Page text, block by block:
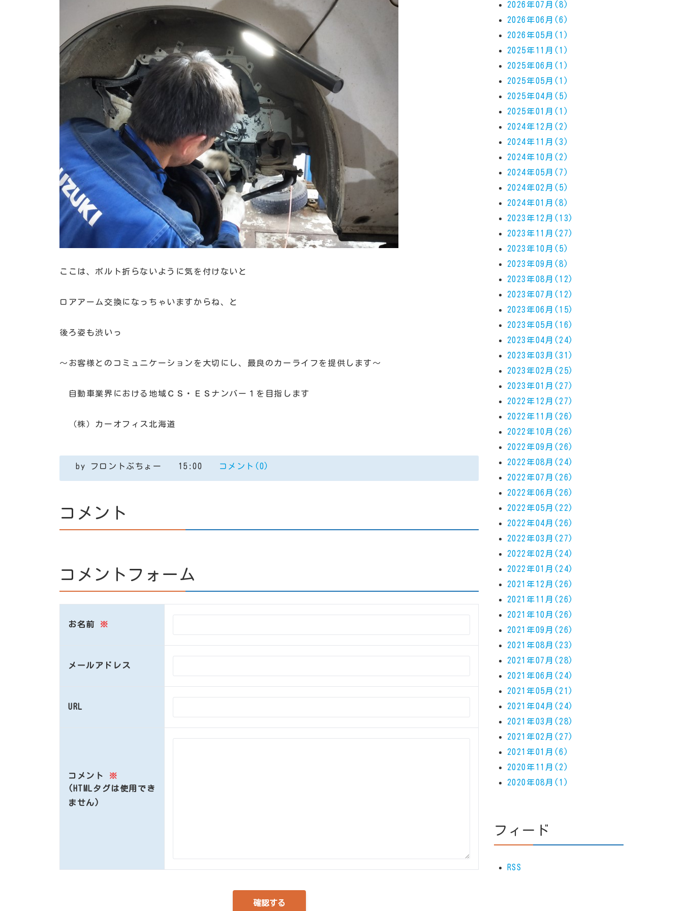
ここは、ボルト折らないように気を付けないと
ロアアーム交換になっちゃいますからね、と
後ろ姿も渋いっ
～お客様とのコミュニケーションを大切にし、最良のカーライフを提供します～
自動車業界における地域ＣＳ・ＥＳナンバー１を目指します
（株）カーオフィス北海道
by フロントぶちょー 15:00 コメント(0)
コメント
コメントフォーム
お名前 ※
メールアドレス
URL
コメント
※
(HTMLタグは使用でき
ません)
2026年07月(8)
2026年06月(6)
2026年05月(1)
2025年11月(1)
2025年06月(1)
2025年05月(1)
2025年04月(5)
2025年01月(1)
2024年12月(2)
2024年11月(3)
2024年10月(2)
2024年05月(7)
2024年02月(5)
2024年01月(8)
2023年12月(13)
2023年11月(27)
2023年10月(5)
2023年09月(8)
2023年08月(12)
2023年07月(12)
2023年06月(15)
2023年05月(16)
2023年04月(24)
2023年03月(31)
2023年02月(25)
2023年01月(27)
2022年12月(27)
2022年11月(26)
2022年10月(26)
2022年09月(26)
2022年08月(24)
2022年07月(26)
2022年06月(26)
2022年05月(22)
2022年04月(26)
2022年03月(27)
2022年02月(24)
2022年01月(24)
2021年12月(26)
2021年11月(26)
2021年10月(26)
2021年09月(26)
2021年08月(23)
2021年07月(28)
2021年06月(24)
2021年05月(21)
2021年04月(24)
2021年03月(28)
2021年02月(27)
2021年01月(6)
2020年11月(2)
2020年08月(1)
フィード
RSS